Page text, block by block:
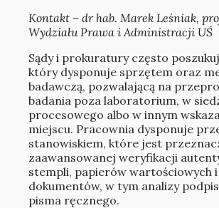
Kontakt – dr hab. Marek Leśniak,
Wydziału Prawa i Administracji UŚ
Sądy i prokuratury często
który dysponuje sprzętem oraz
badawczą, pozwalającą na
badania poza laboratorium, w
procesowego albo w innym
miejscu. Pracownia dysponuje
stanowiskiem, które jest
zaawansowanej weryfikacji
stempli, papierów wartościowych
dokumentów, w tym analizy
pisma ręcznego.